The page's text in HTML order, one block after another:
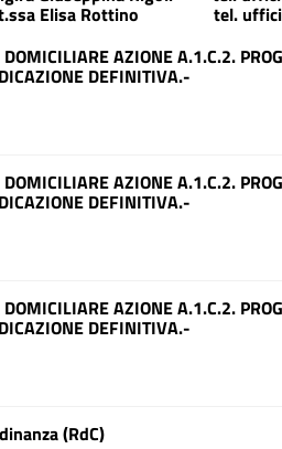
Elisa Rottino tel.
AZIONE A.1.C.2.
DEFINITIVA.-
AZIONE A.1.C.2.
DEFINITIVA.-
AZIONE A.1.C.2.
DEFINITIVA.-
(RdC)